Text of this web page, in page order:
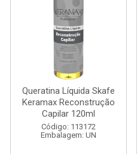
Queratina Líquida Skafe
Keramax Reconstrução
Capilar 120ml
Código: 113172
Embalagem: UN